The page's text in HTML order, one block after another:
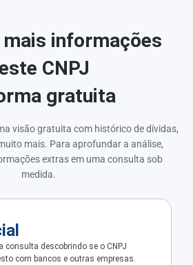
mais informações
CNPJ
gratuita
visão gratuita com histórico de dívidas,
mais. Para aprofundar a análise,
extras em uma consulta sob
medida.
consulta descobrindo se o CNPJ
com bancos e outras empresas.